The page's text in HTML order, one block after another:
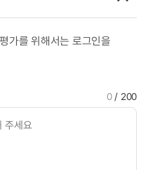
가를 위해서는 로그인을
0/ 200